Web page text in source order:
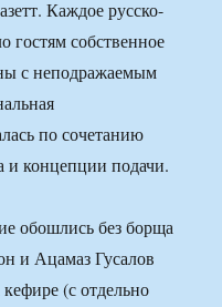
Каждое русско-
гостям собственное
с неподражаемым
по сочетанию
и концепции подачи.
обошлись без борща
и Ацамаз Гусалов
(с отдельно